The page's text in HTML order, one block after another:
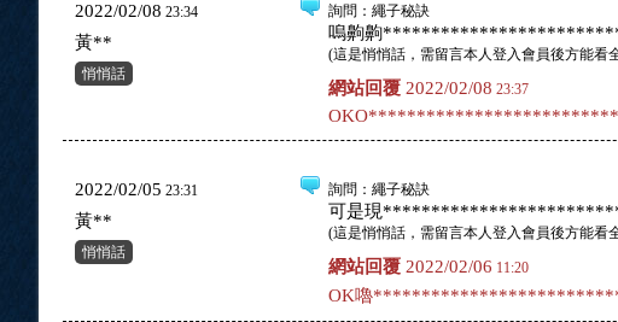
2022/02/08 23:34
黃**
悄悄話
詢問 ：繩子秘訣
嗚齁齁
(這是悄悄話，需留言本人登入會員後方能看
網站回覆 2022/02/08 23:37
2022/02/05 23:31
黃**
悄悄話
詢問 ：繩子秘訣
可是現
(這是悄悄話，需留言本人登入會員後方能看
網站回覆 2022/02/06 11:20
OK嚕